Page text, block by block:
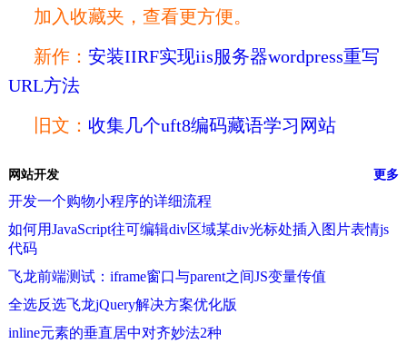
加入收藏夹，查看更方便。
新作： 安装IIRF实现iis服务器wordpress重写
URL方法
旧文： 收集几个uft8编码藏语学习网站
网站开发 更多
开发一个购物小程序的详细流程
如何用JavaScript往可编辑div区域某div光标处插入图片表情js
代码
飞龙前端测试：iframe窗口与parent之间JS变量传值
全选反选飞龙jQuery解决方案优化版
inline元素的垂直居中对齐妙法2种